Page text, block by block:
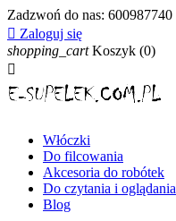
Zadzwoń do nas: 600987740
 Zaloguj się
shopping_cart Koszyk (0)

Włóczki
Do filcowania
Akcesoria do robótek
Do czytania i oglądania
Blog